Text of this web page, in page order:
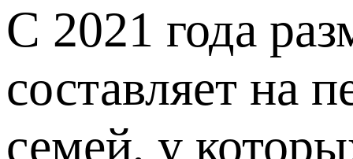
С 2021 года
составляет на
семей, у